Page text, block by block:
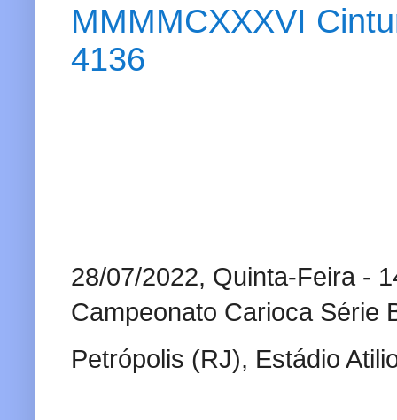
MMMMCXXXVI
4136
28/07/2022, Quinta-Feira -
Campeonato Carioca Série
Petrópolis (RJ), Estádio